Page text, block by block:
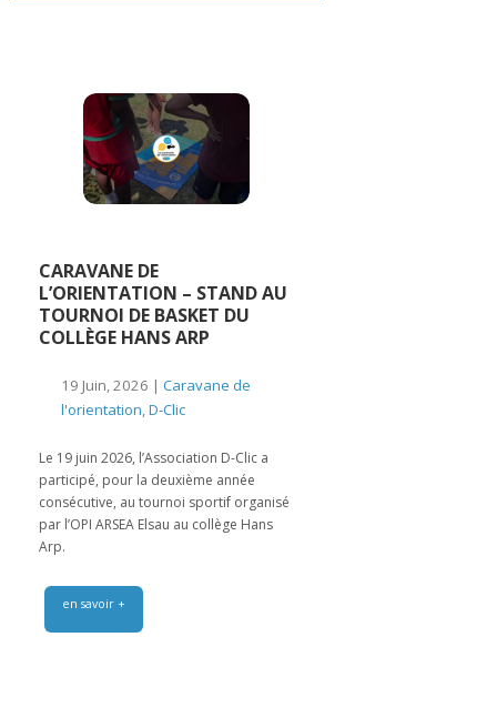
CARAVANE DE
L’ORIENTATION – STAND AU
TOURNOI DE BASKET DU
COLLÈGE HANS ARP
19 Juin, 2026 | Caravane de
l'orientation,D-Clic
Le 19 juin 2026, l’Association D-Clic a
participé, pour la deuxième année
consécutive, au tournoi sportif organisé
par l’OPI ARSEA Elsau au collège Hans
Arp.
en savoir +